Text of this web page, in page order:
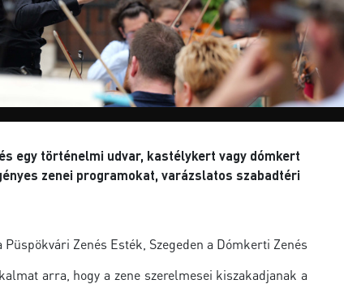
egy történelmi udvar, kastélykert vagy dómkert
zenei programokat, varázslatos szabadtéri
Zenés Esték, Szegeden a Dómkerti Zenés
arra, hogy a zene szerelmesei kiszakadjanak a